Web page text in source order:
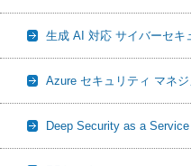
生成 AI 対応 サイバーセキ
Azure セキュリティ マネ
Deep Security as a Service